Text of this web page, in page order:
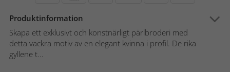
Produktinformation
Skapa ett exklusivt och konstnärligt pärlbroderi med
detta vackra motiv av en elegant kvinna i profil. De rika
gyllene t...